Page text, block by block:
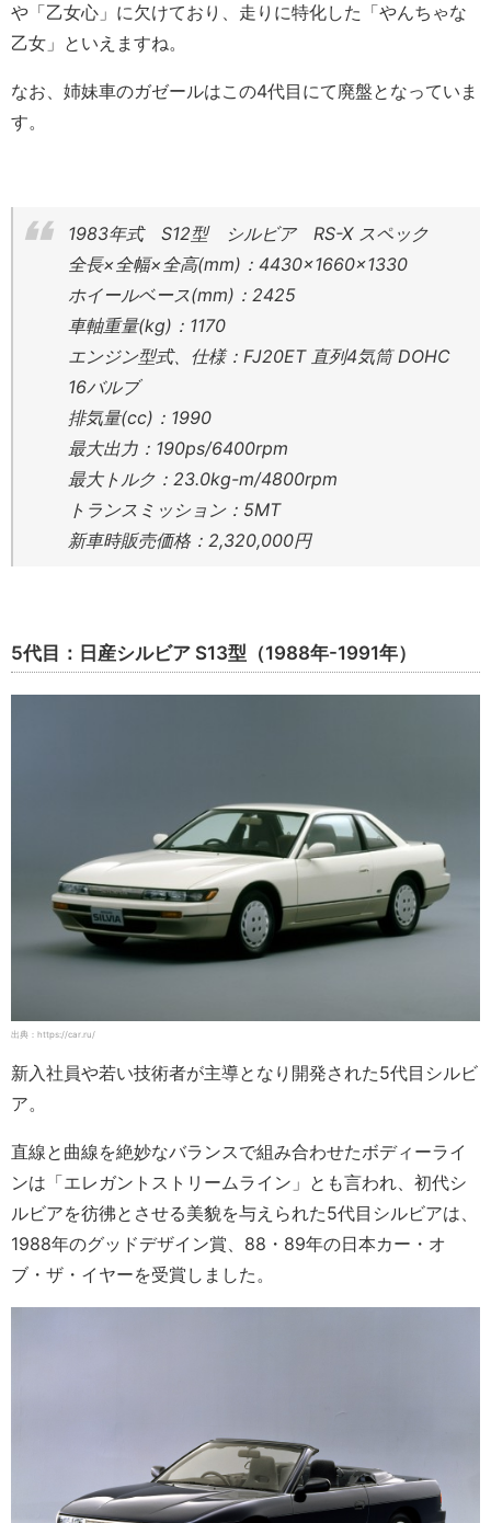
や「乙女心」に欠けており、走りに特化した「やんちゃな
乙女」といえますね。
なお、姉妹車のガゼールはこの4代目にて廃盤となっていま
す。
1983年式 S12型 シルビア RS-X スペック
全長×全幅×全高(mm)：4430×1660×1330
ホイールベース(mm)：2425
車軸重量(kg)：1170
エンジン型式、仕様：FJ20ET 直列4気筒 DOHC
16バルブ
排気量(cc)：1990
最大出力：190ps/6400rpm
最大トルク：23.0kg-m/4800rpm
トランスミッション：5MT
新車時販売価格：2,320,000円
5代目：日産シルビア S13型（1988年-1991年）
出典：https://car.ru/
新入社員や若い技術者が主導となり開発された5代目シルビ
ア。
直線と曲線を絶妙なバランスで組み合わせたボディーライ
ンは「エレガントストリームライン」とも言われ、初代シ
ルビアを彷彿とさせる美貌を与えられた5代目シルビアは、
1988年のグッドデザイン賞、88・89年の日本カー・オ
ブ・ザ・イヤーを受賞しました。